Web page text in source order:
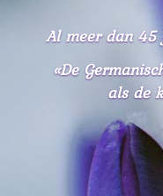
Al meer dan 45
«De
als de